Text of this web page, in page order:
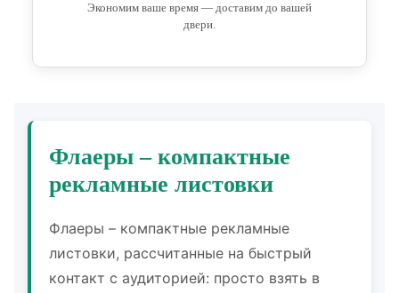
Экономим ваше время — доставим до вашей
двери.
Флаеры – компактные
рекламные листовки
Флаеры – компактные рекламные
листовки, рассчитанные на быстрый
контакт с аудиторией: просто взять в